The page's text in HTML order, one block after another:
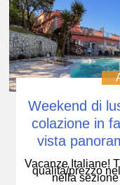
Weekend di
colazione in
vista
Vacanze Italiane!
qualità/prezzo
nella